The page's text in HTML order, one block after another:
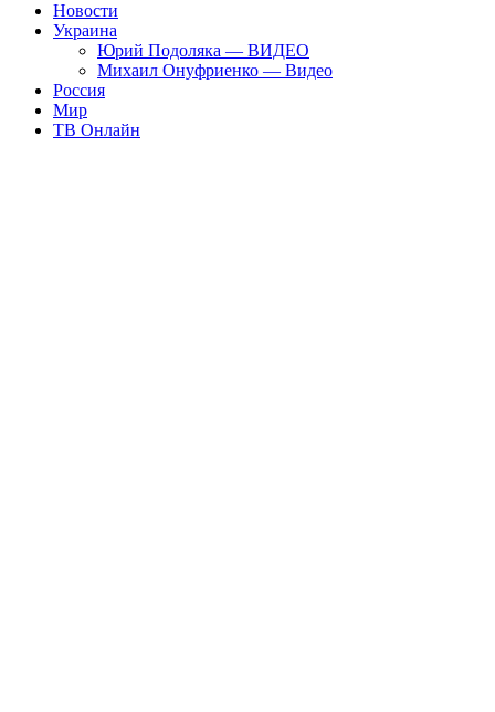
Новости
Украина
Юрий Подоляка — ВИДЕО
Михаил Онуфриенко — Видео
Россия
Мир
ТВ Онлайн